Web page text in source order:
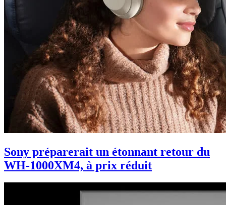
Sony préparerait un étonnant retour du
WH-1000XM4, à prix réduit